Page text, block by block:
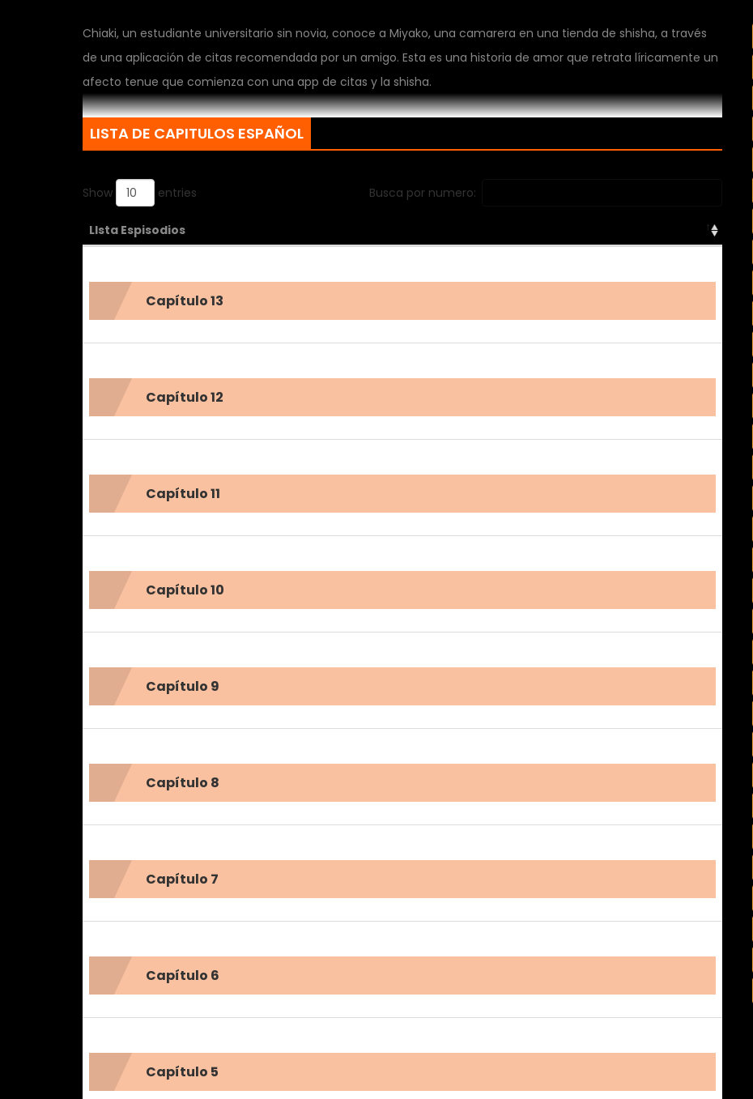
Chiaki, un estudiante universitario sin novia, conoce a Miyako, una camarera en una tienda de shisha, a través
de una aplicación de citas recomendada por un amigo. Esta es una historia de amor que retrata líricamente un
afecto tenue que comienza con una app de citas y la shisha.
LISTA DE CAPITULOS ESPAÑOL
Show entries Busca por numero:
LIsta Espisodios
Capítulo 13
Capítulo 12
Capítulo 11
Capítulo 10
Capítulo 9
Capítulo 8
Capítulo 7
Capítulo 6
Capítulo 5